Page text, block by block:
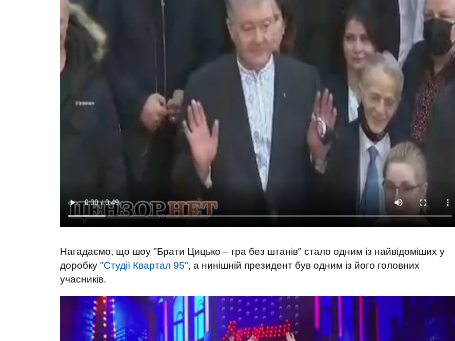
Нагадаємо, що шоу "Брати Цицько – гра без штанів" стало одним із найвідоміших у
доробку "Студії Квартал 95", а нинішній президент був одним із його головних
учасників.